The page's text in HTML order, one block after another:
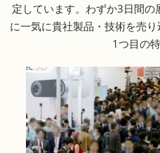
定しています。わずか3日間
に一気に貴社製品・技術を売
1つ目の